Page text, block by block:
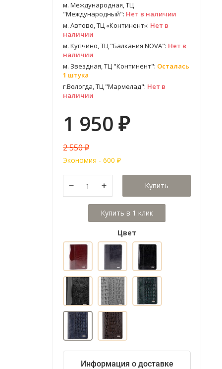
м. Международная, ТЦ
"Международный": Нет в наличии
м. Автово, ТЦ «Континент»: Нет в
наличии
м. Купчино, ТЦ "Балкания NOVA": Нет в
наличии
м. Звездная, ТЦ "Континент": Осталась
1 штука
г.Вологда, ТЦ "Мармелад": Нет в
наличии
1 950 ₽
2 550₽
Экономия - 600 ₽
Купить
Цвет
Информация о доставке